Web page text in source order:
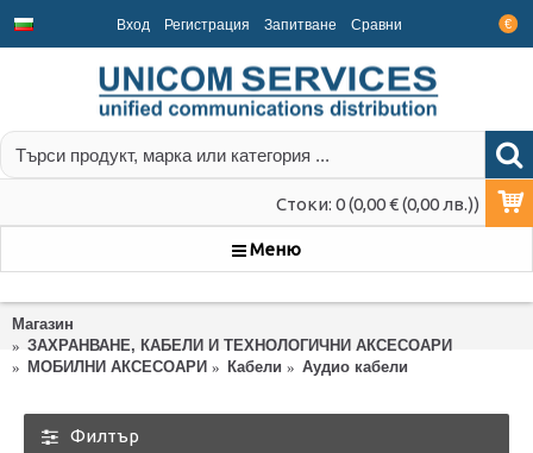
€
Вход Регистрация Запитване Срaвни
Стоки: 0 (0,00 € (0,00 лв.))
Меню
Магазин
ЗАХРАНВАНЕ, КАБЕЛИ И ТЕХНОЛОГИЧНИ АКСЕСОАРИ
МОБИЛНИ АКСЕСОАРИ
Кабели Аудио кабели
Филтър